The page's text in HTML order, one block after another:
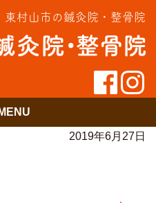
東村山市の鍼灸院・整骨院
2019年6月27日